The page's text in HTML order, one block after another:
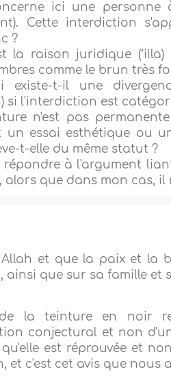
ici une personne
Cette interdiction
?
la raison juridique
comme le brun très
existe-t-il une
si l'interdiction est
n'est pas
un essai esthétique ou
t-elle du même statut ?
répondre à l'argument
alors que dans mon cas,
et que la paix et la
ainsi que sur sa famille et
la teinture en noir
conjectural et non
est réprouvée et
et c'est cet avis que nous